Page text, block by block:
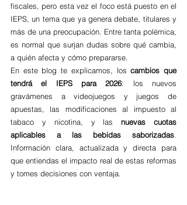
fiscales, pero esta vez el foco está puesto en el
IEPS, un tema que ya genera debate, titulares y
más de una preocupación. Entre tanta polémica,
es normal que surjan dudas sobre qué cambia,
a quién afecta y cómo prepararse.
En este blog te explicamos, los cambios que
tendrá el IEPS para 2026: los nuevos
gravámenes a videojuegos y juegos de
apuestas, las modificaciones al impuesto al
tabaco y nicotina, y las nuevas cuotas
aplicables a las bebidas saborizadas.
Información clara, actualizada y directa para
que entiendas el impacto real de estas reformas
y tomes decisiones con ventaja.